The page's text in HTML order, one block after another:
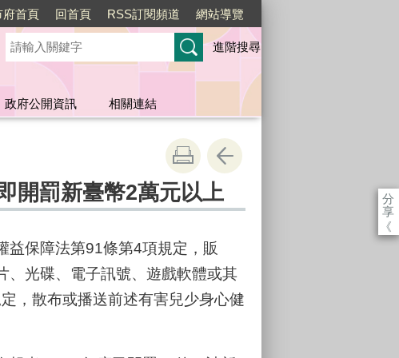
府首頁 回首頁 RSS訂閱頻道 網站導覽
進階搜尋
政府公開資訊
相關連結
分
享
《
開罰新臺幣2萬元以上
益保障法第91條第4項規定，販
、光碟、電子訊號、遊戲軟體或其
，散布或播送前述有害兒少身心健